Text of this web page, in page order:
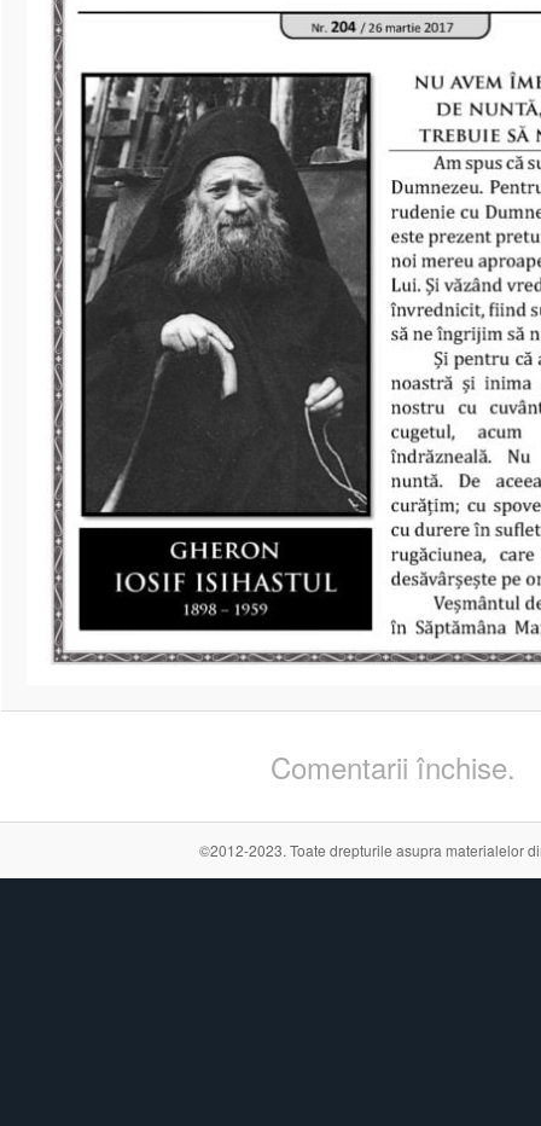
Comentarii închise.
©2012-2023. Toate drepturile asupra materialelor